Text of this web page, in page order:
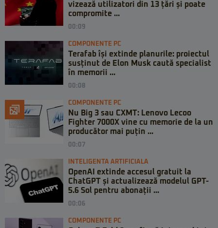
vizează utilizatori din 13 țări și poate
compromite ...
00:09
COMPONENTE PC
Terafab își extinde planurile: proiectul
susținut de Elon Musk caută specialist
în memorii ...
00:08
COMPONENTE PC
Nu Big 3 sau CXMT: Lenovo Lecoo
Fighter 7000X vine cu memorie de la un
producător mai puțin ...
00:07
INTELIGENTA ARTIFICIALA
OpenAI extinde accesul gratuit la
ChatGPT și actualizează modelul GPT-
5.6 Sol pentru abonații ...
00:06
COMPONENTE PC